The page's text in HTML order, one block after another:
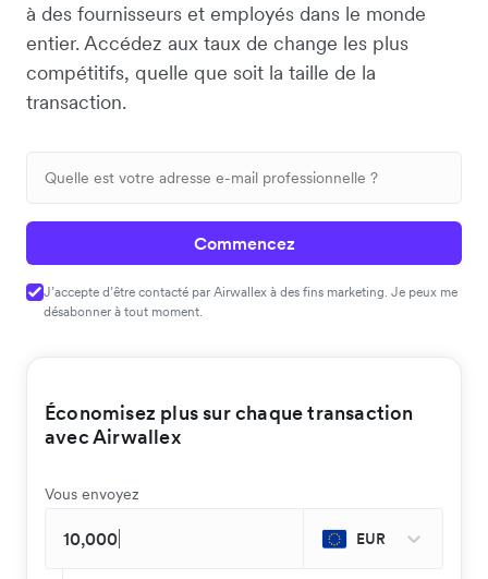
à des fournisseurs et employés dans le monde
entier. Accédez aux taux de change les plus
compétitifs, quelle que soit la taille de la
transaction.
Commencez
J’accepte d’être contacté par Airwallex à des fins marketing. Je peux me
désabonner à tout moment.
Économisez plus sur chaque transaction
avec Airwallex
Vous envoyez
EUR